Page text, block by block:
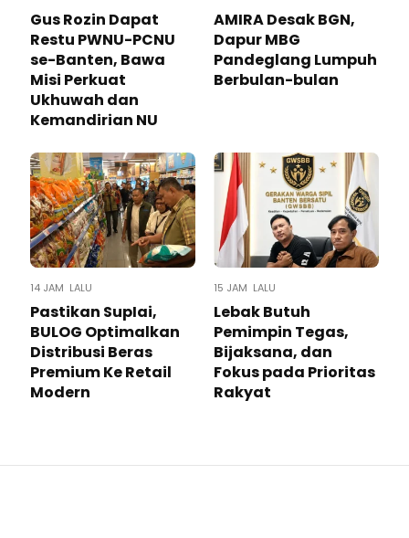
Gus Rozin Dapat
Restu PWNU-PCNU
se-Banten, Bawa
Misi Perkuat
Ukhuwah dan
Kemandirian NU
AMIRA Desak BGN,
Dapur MBG
Pandeglang Lumpuh
Berbulan-bulan
14 JAM LALU
Pastikan SupIai,
BULOG Optimalkan
Distribusi Beras
Premium Ke Retail
Modern
15 JAM LALU
Lebak Butuh
Pemimpin Tegas,
Bijaksana, dan
Fokus pada Prioritas
Rakyat